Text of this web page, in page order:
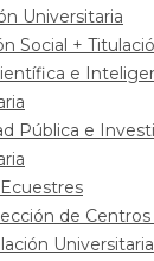
Universitaria
Social +
e
Pública e
de
Universitaria